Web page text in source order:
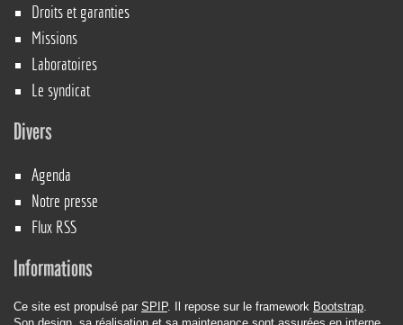
Droits et garanties
Missions
Laboratoires
Le syndicat
Divers
Agenda
Notre presse
Flux RSS
Informations
Ce site est propulsé par SPIP. Il repose sur le framework Bootstrap.